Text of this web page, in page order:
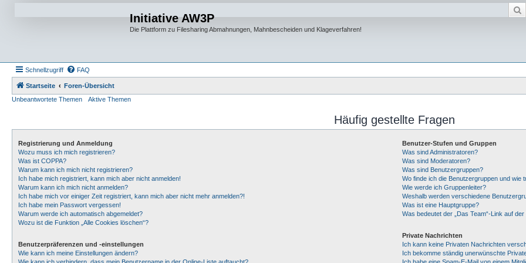
Initiative AW3P
Die Plattform zu Filesharing Abmahnungen, Mahnbescheiden und Klageverfahren!
Schnellzugriff FAQ
Startseite Foren-Übersicht
Unbeantwortete Themen Aktive Themen
Häufig gestellte Fragen
Registrierung und Anmeldung
Wozu muss ich mich registrieren?
Was ist COPPA?
Warum kann ich mich nicht registrieren?
Ich habe mich registriert, kann mich aber nicht anmelden!
Warum kann ich mich nicht anmelden?
Ich habe mich vor einiger Zeit registriert, kann mich aber nicht mehr anmelden?!
Ich habe mein Passwort vergessen!
Warum werde ich automatisch abgemeldet?
Wozu ist die Funktion „Alle Cookies löschen“?
Benutzerpräferenzen und -einstellungen
Wie kann ich meine Einstellungen ändern?
Benutzer-Stufen und Gruppen
Was sind Administratoren?
Was sind Moderatoren?
Was sind Benutzergruppen?
Wo finde ich die Benutzergruppen und wie
Wie werde ich Gruppenleiter?
Weshalb werden verschiedene
Was ist eine Hauptgruppe?
Was bedeutet der „Das Team“-Link auf
Private Nachrichten
Ich kann keine Privaten Nachrichten
Ich bekomme ständig unerwünschte